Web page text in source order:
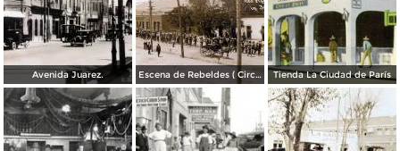
Avenida Juarez. Escena de Rebeldes ( Circulada el 8 de Diciembre de 1913 ). Tienda La Ciudad de París